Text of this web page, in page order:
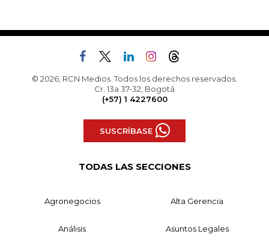
© 2026, RCN Medios. Todos los derechos reservados.
Cr. 13a 37-32, Bogotá
(+57) 1 4227600
SUSCRÍBASE
TODAS LAS SECCIONES
Agronegocios Alta Gerencia
Análisis Asuntos Legales